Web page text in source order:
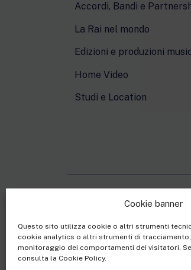
Cookie banner
Questo sito utilizza cookie o altri strumenti
cookie analytics o altri strumenti di
monitoraggio dei comportamenti dei visitatori.
consulta la Cookie Policy.
Accordi, Bandi e
La Rai nel mondo
Edizioni e produzioni
Home Video
Studi e Location